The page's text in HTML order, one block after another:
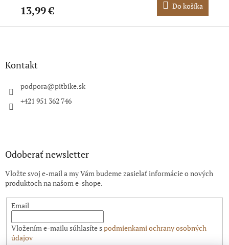
13,99 € Do košíka
Z
Kontakt
podpora@pitbike.sk
+421 951 362 746
Odoberať newsletter
Vložte svoj e-mail a my Vám budeme zasielať informácie o nových
produktoch na našom e-shope.
Email
Vložením e-mailu súhlasíte spodmienkami ochrany osobných
údajov